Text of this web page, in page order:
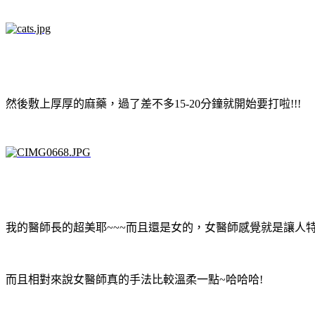
然後敷上厚厚的麻藥，過了差不多15-20分鐘就開始要打啦!!!
我的醫師長的超美耶~~~而且還是女的，女醫師感覺就是讓人
而且相對來說女醫師真的手法比較溫柔一點~哈哈哈!